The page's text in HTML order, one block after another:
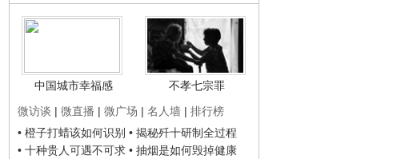
中国城市幸福感
不孝七宗罪
微访谈 | 微直播 | 微广场 | 名人墙 | 排行榜
• 橙子打蜡该如何识别 • 揭秘歼十研制全过程
• 十种贵人可遇不可求 • 抽烟是如何毁掉健康